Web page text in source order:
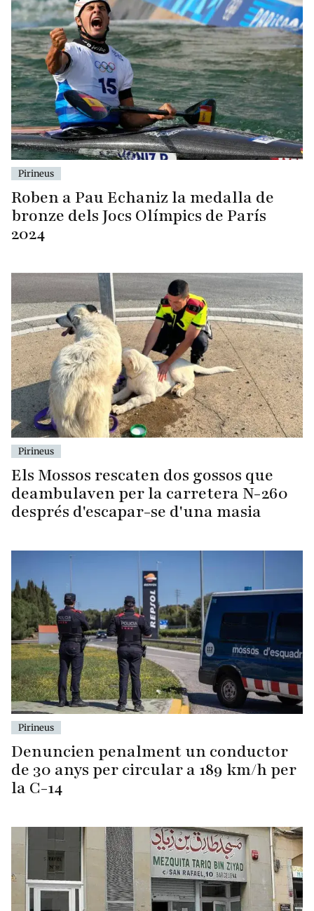
Pirineus
Roben a Pau Echaniz la medalla de
bronze dels Jocs Olímpics de París
2024
Pirineus
Els Mossos rescaten dos gossos que
deambulaven per la carretera N-260
després d'escapar-se d'una masia
Pirineus
Denuncien penalment un conductor
de 30 anys per circular a 189 km/h per
la C-14